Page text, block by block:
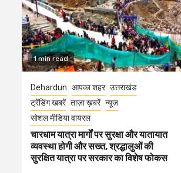
1 min read
Dehardun आपका शहर उत्तराखंड
ट्रेंडिंग खबरें ताज़ा ख़बरें न्यूज़
सोशल मीडिया वायरल
चारधाम यात्रा मार्गों पर सुरक्षा और यातायात
व्यवस्था होगी और सख्त, श्रद्धालुओं की
सुरक्षित यात्रा पर सरकार का विशेष फोकस